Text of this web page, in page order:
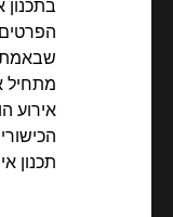
בתכנון
שבאמת
מתחיל
אירוע
תכנון